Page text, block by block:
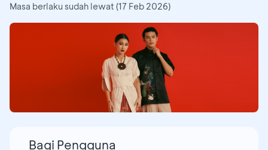
Masa berlaku sudah lewat (17 Feb 2026)
Bagi Pengguna